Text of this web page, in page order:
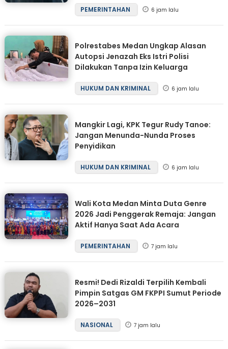
PEMERINTAHAN 6 jam lalu
Polrestabes Medan Ungkap Alasan
Autopsi Jenazah Eks Istri Polisi
Dilakukan Tanpa Izin Keluarga
HUKUM DAN KRIMINAL 6 jam lalu
Mangkir Lagi, KPK Tegur Rudy Tanoe:
Jangan Menunda-Nunda Proses
Penyidikan
HUKUM DAN KRIMINAL 6 jam lalu
Wali Kota Medan Minta Duta Genre
2026 Jadi Penggerak Remaja: Jangan
Aktif Hanya Saat Ada Acara
PEMERINTAHAN 7 jam lalu
Resmi! Dedi Rizaldi Terpilih Kembali
Pimpin Satgas GM FKPPI Sumut Periode
2026–2031
NASIONAL 7 jam lalu